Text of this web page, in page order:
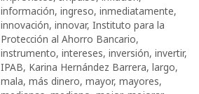
información, ingreso, inmediatamente,
innovación, innovar, Instituto para la
Protección al Ahorro Bancario,
instrumento, intereses, inversión, invertir,
IPAB, Karina Hernández Barrera, largo,
mala, más dinero, mayor, mayores,